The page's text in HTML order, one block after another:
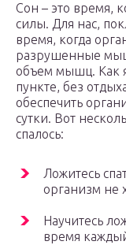
Сон – это время,
силы. Для нас,
время, когда
разрушенные
объем мышц. Как
пункте, без
обеспечить
сутки. Вот
спалось:
Ложитесь
организм не
Научитесь
время